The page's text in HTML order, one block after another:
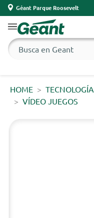
Géant Parque Roosevelt
HOME TECNOLOGÍA
VÍDEO JUEGOS